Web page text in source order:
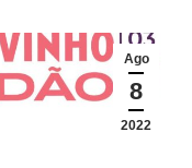
Ago
8
2022